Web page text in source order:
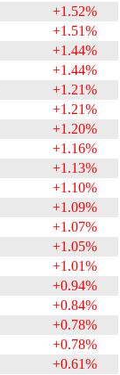
+1.52%
+1.51%
+1.44%
+1.44%
+1.21%
+1.21%
+1.20%
+1.16%
+1.13%
+1.10%
+1.09%
+1.07%
+1.05%
+1.01%
+0.94%
+0.84%
+0.78%
+0.78%
+0.61%